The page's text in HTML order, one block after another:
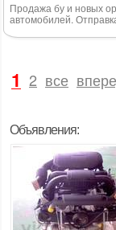
Объявления:
Продажа бу и новых
автомобилей.
1 2 все